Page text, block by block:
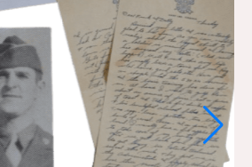
NOEL